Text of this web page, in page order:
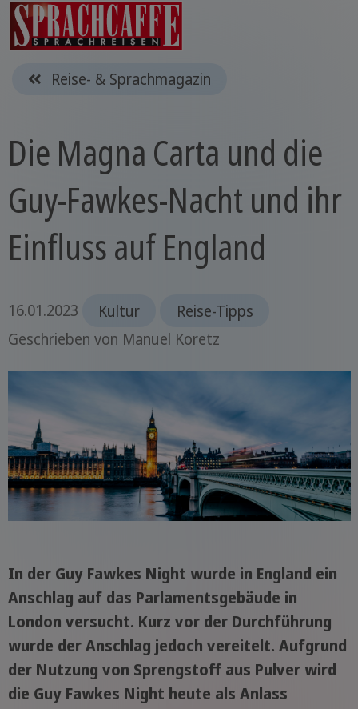
Reise- & Sprachmagazin
Die Magna Carta und die
Guy-Fawkes-Nacht und ihr
Einfluss auf England
16.01.2023 Kultur
Reise-Tipps
Geschrieben von Manuel Koretz
In der Guy Fawkes Night wurde in England ein
Anschlag auf das Parlamentsgebäude in
London versucht. Kurz vor der Durchführung
wurde der Anschlag jedoch vereitelt. Aufgrund
der Nutzung von Sprengstoff aus Pulver wird
die Guy Fawkes Night heute als Anlass